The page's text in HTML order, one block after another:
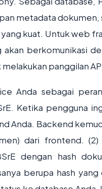
metadata dokumen,
kuat. Untuk web
berkomunikasi
melakukan panggilan
Anda sebagai
Ketika pengguna
Anda. Backend
dari frontend. (2)
dengan hash
berupa hash yang